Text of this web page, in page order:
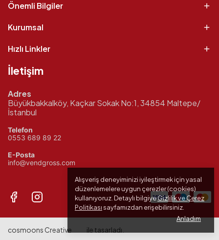
Alışveriş deneyiminizi iyileştirmek için yasal
düzenlemelere uygun çerezler (cookies)
kullanıyoruz. Detaylı bilgiyeGizlilik ve Çerez
Politikasısayfamızdan erişebilirsiniz.
Anladım
Önemli Bilgiler
Kurumsal
Hızlı Linkler
İletişim
Adres
Büyükbakkalköy, Kaçkar Sokak No:1, 34854 Maltepe/
İstanbul
Telefon
0553 689 89 22
E-Posta
info@vendgross.com
cosmoons Creative ile tasarladı.